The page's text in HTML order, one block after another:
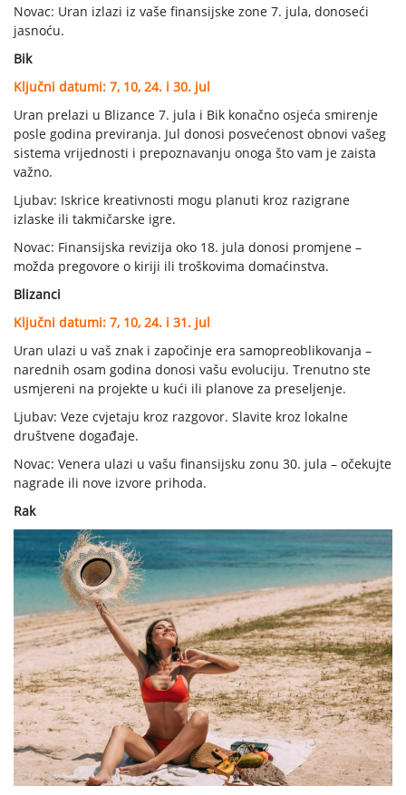
Novac: Uran izlazi iz vaše finansijske zone 7. jula, donoseći
jasnoću.
Bik
Ključni datumi: 7, 10, 24. i 30. jul
Uran prelazi u Blizance 7. jula i Bik konačno osjeća smirenje
posle godina previranja. Jul donosi posvećenost obnovi vašeg
sistema vrijednosti i prepoznavanju onoga što vam je zaista
važno.
Ljubav: Iskrice kreativnosti mogu planuti kroz razigrane
izlaske ili takmičarske igre.
Novac: Finansijska revizija oko 18. jula donosi promjene –
možda pregovore o kiriji ili troškovima domaćinstva.
Blizanci
Ključni datumi: 7, 10, 24. i 31. jul
Uran ulazi u vaš znak i započinje era samopreoblikovanja –
narednih osam godina donosi vašu evoluciju. Trenutno ste
usmjereni na projekte u kući ili planove za preseljenje.
Ljubav: Veze cvjetaju kroz razgovor. Slavite kroz lokalne
društvene događaje.
Novac: Venera ulazi u vašu finansijsku zonu 30. jula – očekujte
nagrade ili nove izvore prihoda.
Rak